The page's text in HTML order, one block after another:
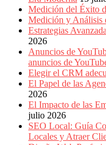
Medición del Éxito
Medición y Análisis
Estrategias
2026
Anuncios de
anuncios de
Elegir el CRM
El Papel de las
2026
El Impacto de las
julio 2026
SEO Local: Guía
Locales y Atraer